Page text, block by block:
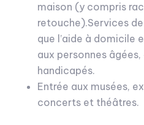
maison (y compris
retouche).Services
que l’aide à domicile
aux personnes
handicapés.
Entrée aux musées,
concerts et théâtres.